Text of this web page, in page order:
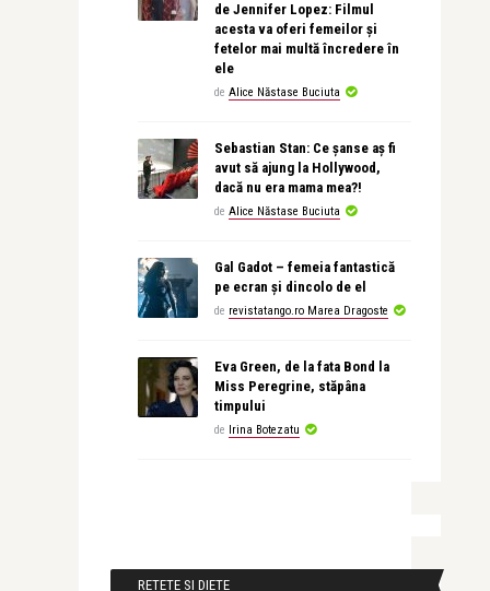
de Jennifer Lopez: Filmul
acesta va oferi femeilor și
fetelor mai multă încredere în
ele
de Alice Năstase Buciuta
Sebastian Stan: Ce șanse aș fi
avut să ajung la Hollywood,
dacă nu era mama mea?!
de Alice Năstase Buciuta
Gal Gadot – femeia fantastică
pe ecran și dincolo de el
de revistatango.ro Marea Dragoste
Eva Green, de la fata Bond la
Miss Peregrine, stăpâna
timpului
de Irina Botezatu
RETETE SI DIETE